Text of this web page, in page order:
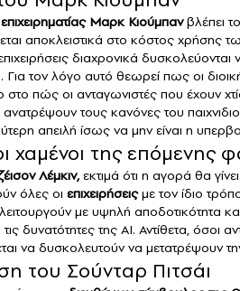
Μαρκ Κιούμπανβλέπει
αποκλειστικά στο κόστος
διαχρονικά
Για τον λόγο αυτό θεωρεί πως οι
πώς οι ανταγωνιστές που έχουν
τους κανόνες του
απειλή ίσως να μην είναι η
χαμένοι της επόμενης
Λέμκιν,εκτιμά ότι η αγορά θα
όλες οι επιχειρήσειςμε τον ίδιο
με υψηλή αποδοτικότητα
δυνατότητες της AI. Αντίθετα,
να δυσκολευτούν να μετατρέψουν
του Σούνταρ Πιτσάι